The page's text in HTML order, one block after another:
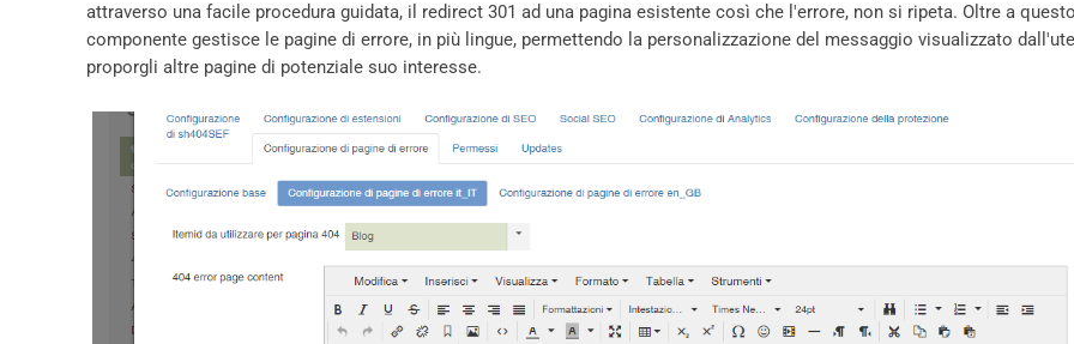
attraverso una facile procedura guidata, il redirect 301 ad una pagina esistente così che l'errore, non si ripeta. Oltre a
componente gestisce le pagine di errore, in più lingue, permettendo la personalizzazione del messaggio visualizzato
proporgli altre pagine di potenziale suo interesse.